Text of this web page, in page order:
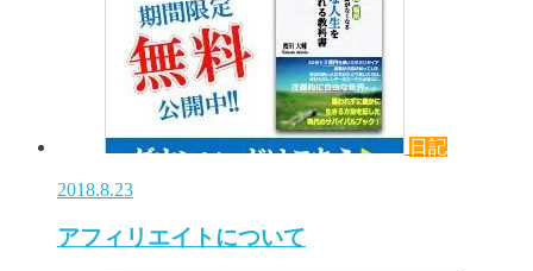
日記
2018.8.23
アフィリエイトについて